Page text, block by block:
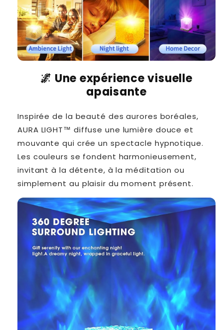
🌌 Une expérience visuelle
apaisante
Inspirée de la beauté des aurores boréales,
AURA LIGHT™ diffuse une lumière douce et
mouvante qui crée un spectacle hypnotique.
Les couleurs se fondent harmonieusement,
invitant à la détente, à la méditation ou
simplement au plaisir du moment présent.